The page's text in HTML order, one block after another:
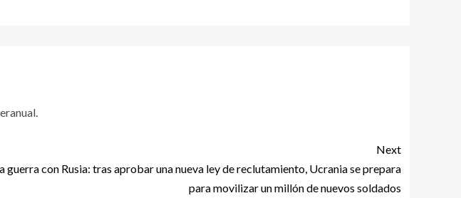
Next
guerra con Rusia: tras aprobar una nueva ley de reclutamiento, Ucrania se prepara
para movilizar un millón de nuevos soldados